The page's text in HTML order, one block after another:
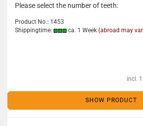
Please select the number of teeth:
Product No.: 1453
Shippingtime:
ca. 1 Week (abroad may
incl.
SHOW PRODUCT